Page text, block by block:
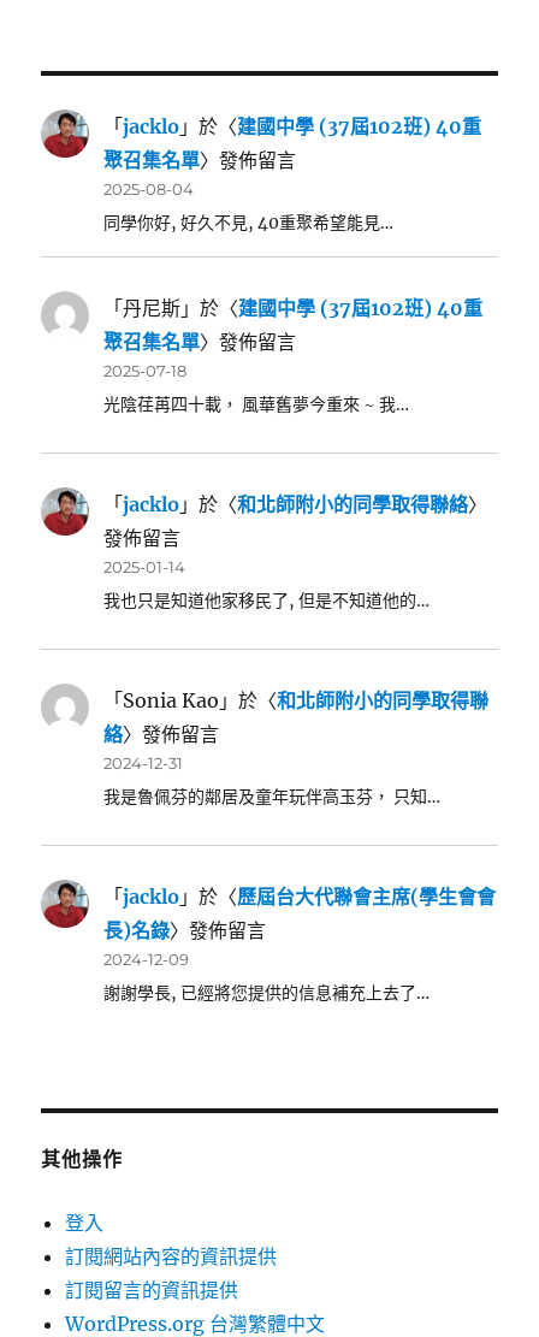
「jacklo 」於〈建國中學 (37屆102班) 40重
聚召集名單〉發佈留言
2025-08-04
同學你好, 好久不見, 40重聚希望能見…
「丹尼斯 」於〈建國中學 (37屆102班) 40重
聚召集名單〉發佈留言
2025-07-18
光陰荏苒四十載， 風華舊夢今重來 ~ 我…
「jacklo 」於〈和北師附小的同學取得聯絡〉
發佈留言
2025-01-14
我也只是知道他家移民了, 但是不知道他的…
「Sonia Kao 」於〈和北師附小的同學取得聯
絡〉發佈留言
2024-12-31
我是魯佩芬的鄰居及童年玩伴高玉芬， 只知…
「jacklo 」於〈歷屆台大代聯會主席(學生會會
長)名錄〉發佈留言
2024-12-09
謝謝學長, 已經將您提供的信息補充上去了…
其他操作
登入
訂閱網站內容的資訊提供
訂閱留言的資訊提供
WordPress.org 台灣繁體中文